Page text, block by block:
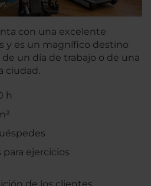
con una excelente
y es un magnífico destino
de un día de trabajo o de una
ciudad.
h
ejercicios